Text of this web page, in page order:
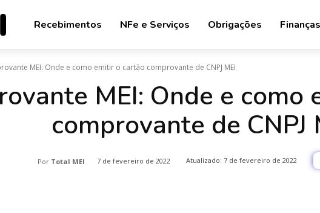
Recebimentos NFe e Serviços Obrigações Finanças
MEI: Onde e como emitir o cartão comprovante de CNPJ MEI
MEI: Onde e como
comprovante de CNPJ
Por Total MEI 7 de fevereiro de 2022 Atualizado: 7 de fevereiro de 2022